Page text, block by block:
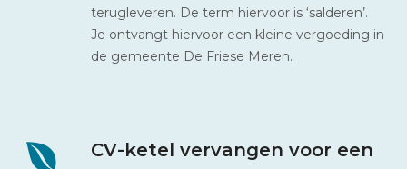
terugleveren. De term hiervoor is ‘salderen’.
Je ontvangt hiervoor een kleine vergoeding in
de gemeente De Friese Meren.
CV-ketel vervangen voor een